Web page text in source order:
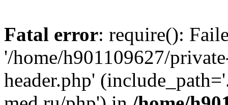
Fatal error: require():
'/home/h901109627/
header.php'